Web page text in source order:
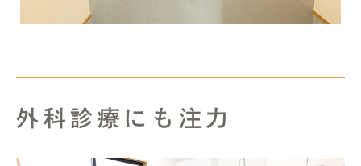
外科診療にも注力